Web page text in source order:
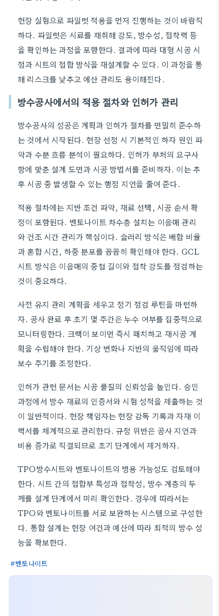
현장 실험으로 파일럿 적용을 먼저 진행하는 것이 바람직
하다. 파일럿은 시료를 채취해 강도, 방수성, 접착력 등
을 확인하는 과정을 포함한다. 결과에 따라 대형 시공 시
점과 시트의 접합 방식을 재설계할 수 있다. 이 과정을 통
해 리스크를 낮추고 예산 관리도 용이해진다.
방수공사에서의 적용 절차와 인허가 관리
방수공사의 성공은 계획과 인허가 절차를 면밀히 준수하
는 것에서 시작된다. 현장 선정 시 기본적인 하자 원인 파
악과 수분 흐름 분석이 필요하다. 인허가 부처의 요구사
항에 맞춘 설계 도면과 시공 방법서를 준비하자. 이는 추
후 시공 중 발생할 수 있는 행정 지연을 줄여 준다.
적용 절차에는 지반 조건 파악, 재료 선택, 시공 순서 확
정이 포함된다. 벤토나이트 차수층 설치는 이음매 관리
와 건조 시간 관리가 핵심이다. 슬러리 방식은 배합 비율
과 혼합 시간, 하중 분포를 꼼꼼히 확인해야 한다. GCL
시트 방식은 이음매의 중첩 길이와 접착 강도를 점검하는
것이 중요하다.
사전 유지 관리 계획을 세우고 정기 점검 루틴을 마련하
자. 공사 완료 후 초기 몇 주간은 누수 여부를 집중적으로
모니터링한다. 크랙이 보이면 즉시 패치하고 재시공 계
획을 수립해야 한다. 기상 변화나 지반의 움직임에 따라
보수 주기를 조정한다.
인허가 관련 문서는 시공 품질의 신뢰성을 높인다. 승인
과정에서 방수 재료의 인증서와 시험 성적을 제출하는 것
이 일반적이다. 현장 책임자는 현장 감독 기록과 자재 이
력서를 체계적으로 관리한다. 규정 위반은 공사 지연과
비용 증가로 직결되므로 초기 단계에서 제거하자.
TPO방수시트와 벤토나이트의 병용 가능성도 검토해야
한다. 시트 간의 접합부 특성과 접착성, 방수 계층의 두
께를 설계 단계에서 미리 확인한다. 경우에 따라서는
TPO와 벤토나이트를 서로 보완하는 시스템으로 구성한
다. 통합 설계는 현장 여건과 예산에 따라 최적의 방수 성
능을 확보한다.
벤토나이트